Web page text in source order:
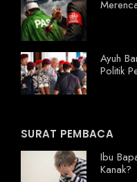
Ayuh
Politik
SURAT PEMBACA
Ibu
Kanak?